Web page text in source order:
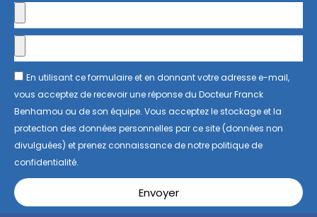
En utilisant ce formulaire et en donnant votre adresse e-mail,
vous acceptez de recevoir une réponse du Docteur Franck
Benhamou ou de son équipe. Vous acceptez le stockage et la
protection des données personnelles par ce site (données non
divulguées) et prenez connaissance de notre politique de
confidentialité.
Envoyer